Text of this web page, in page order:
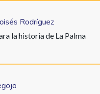
Rodríguez
la historia de La Palma